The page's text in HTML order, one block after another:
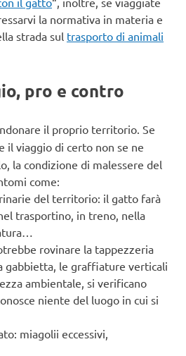
la normativa in materia e
strada sul trasporto di animali
pro e contro
il proprio territorio. Se
il viaggio di certo non se ne
la condizione di malessere del
come:
del territorio: il gatto farà
trasportino, in treno, nella
rovinare la tappezzeria
gabbietta, le graffiature verticali
ambientale, si verificano
niente del luogo in cui si
miagolii eccessivi,